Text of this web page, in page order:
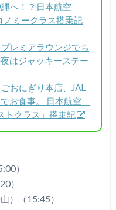
縄へ！？日本航空
ミークラス搭乗記
レミアラウンジでち
はジャッキーステー
おにぎり本店、JAL
お食事。 日本航空
トクラス」搭乗記
）
）
）（15:45）